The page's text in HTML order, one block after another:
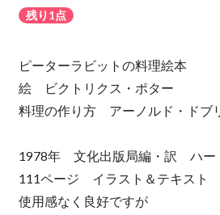
残り1点
ピーターラビットの料理絵本
絵 ビクトリクス・ポター
料理の作り方 アーノルド・ドブ
1978年 文化出版局編・訳 ハー
111ページ イラスト＆テキスト
使用感なく良好ですが